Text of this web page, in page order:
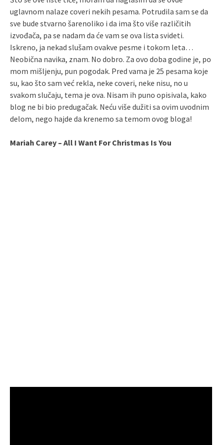
uglavnom nalaze coveri nekih pesama. Potrudila sam se da
sve bude stvarno šarenoliko i da ima što više različitih
izvođača, pa se nadam da će vam se ova lista svideti.
Iskreno, ja nekad slušam ovakve pesme i tokom leta…
Neobična navika, znam. No dobro. Za ovo doba godine je, po
mom mišljenju, pun pogodak. Pred vama je 25 pesama koje
su, kao što sam već rekla, neke coveri, neke nisu, no u
svakom slučaju, tema je ova. Nisam ih puno opisivala, kako
blog ne bi bio predugačak. Neću više dužiti sa ovim uvodnim
delom, nego hajde da krenemo sa temom ovog bloga!
Mariah Carey – All I Want For Christmas Is You